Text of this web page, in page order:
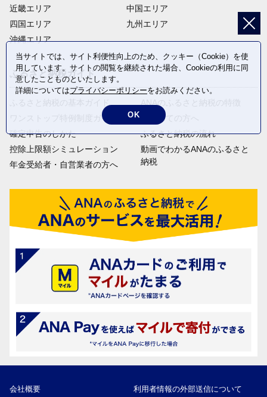
近畿エリア
四国エリア
沖縄エリア
中国エリア
九州エリア
ふるさと納税ガイド
ふるさと納税の基本ガイド
ワンストップ特例制度ガイド
確定申告のしかた
控除上限額シミュレーション
年金受給者・自営業者の方へ
ANAのふるさと納税の特徴
はじめての方へ
ふるさと納税の流れ
動画でわかるANAのふるさと
納税
会社概要 利用者情報の外部送信について
当サイトでは、サイト利便性向上のため、クッキー（Cookie）を使
用しています。サイトの閲覧を継続された場合、Cookieの利用に同
意したことものといたします。
詳細についてはプライバシーポリシーをお読みください。
OK